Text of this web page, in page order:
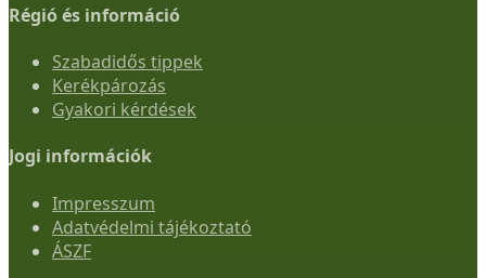
Régió és információ
Szabadidős tippek
Kerékpározás
Gyakori kérdések
Jogi információk
Impresszum
Adatvédelmi tájékoztató
ÁSZF